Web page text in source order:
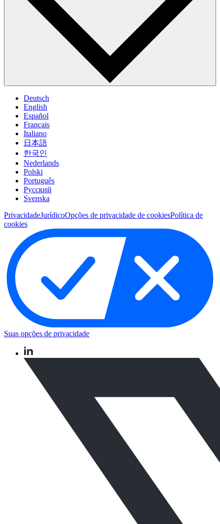
Deutsch
English
Español
Français
Italiano
日本語
한국인
Nederlands
Polski
Português
Pусский
Svenska
PrivacidadeJurídicoOpções de privacidade de cookiesPolítica de
cookies
Suas opções de privacidade